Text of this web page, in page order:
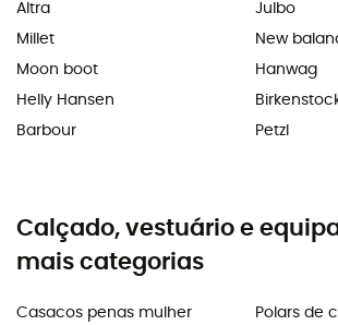
Altra
Millet
Moon boot
Helly Hansen
Barbour
Julbo
New
Hanwag
Petzl
Calçado, vestuário e
mais categorias
Casacos penas mulher
Polars de